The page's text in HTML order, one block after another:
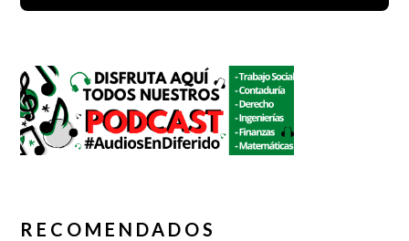
RECOMENDADOS